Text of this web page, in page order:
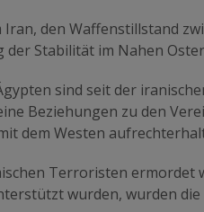
den Waffenstillstand
Stabilität im Nahen
sind seit der
Beziehungen zu den
dem Westen
Terroristen ermordet
wurden, wurden